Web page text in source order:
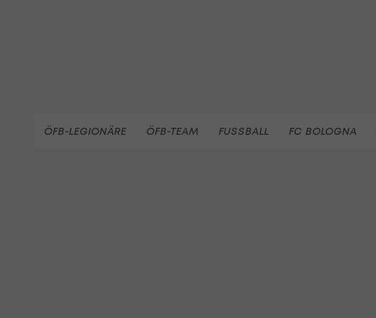
ÖFB-LEGIONÄRE ÖFB-TEAM FUSSBALL FC BOLOGNA